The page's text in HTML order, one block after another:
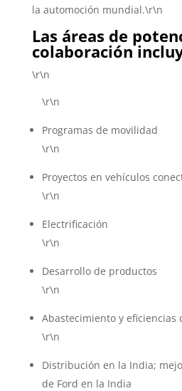
la automoción mundial.\r\n
Las áreas de
colaboración
\r\n
\r\n
Programas de movilidad
\r\n
Proyectos en vehículos
\r\n
Electrificación
\r\n
Desarrollo de productos
\r\n
Abastecimiento y eficiencias
\r\n
Distribución en la India;
de Ford en la India